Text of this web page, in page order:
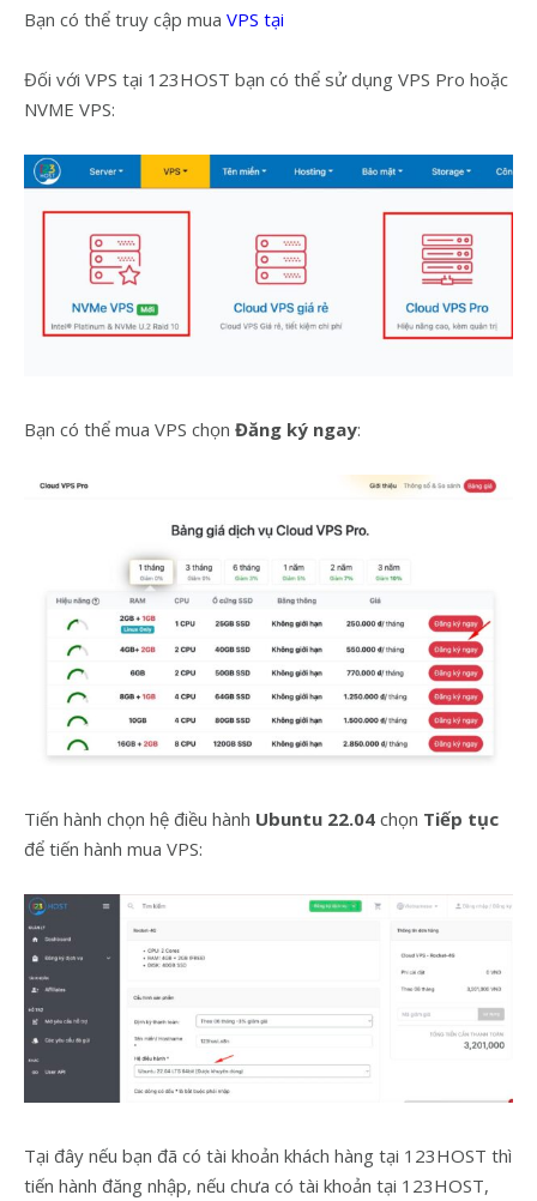
Bạn có thể truy cập mua VPS tại
Đối với VPS tại 123HOST bạn có thể sử dụng VPS Pro hoặc
NVME VPS:
Bạn có thể mua VPS chọn Đăng ký ngay:
Tiến hành chọn hệ điều hành Ubuntu 22.04 chọn Tiếp tục
để tiến hành mua VPS:
Tại đây nếu bạn đã có tài khoản khách hàng tại 123HOST thì
tiến hành đăng nhập, nếu chưa có tài khoản tại 123HOST,